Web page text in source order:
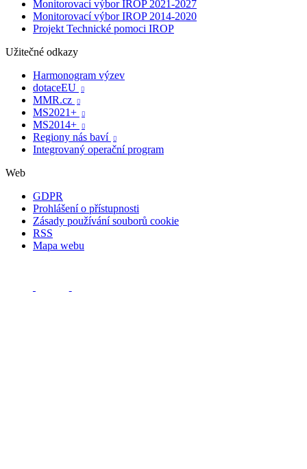
Monitorovací výbor IROP 2021-2027
Monitorovací výbor IROP 2014-2020
Projekt Technické pomoci IROP
Užitečné odkazy
Harmonogram výzev
dotaceEU

MMR.cz 
MS2021+ 
MS2014+ 
Regiony nás baví 
Integrovaný operační program
Web
GDPR
Prohlášení o přístupnosti
Zásady používání souborů cookie
RSS
Mapa webu